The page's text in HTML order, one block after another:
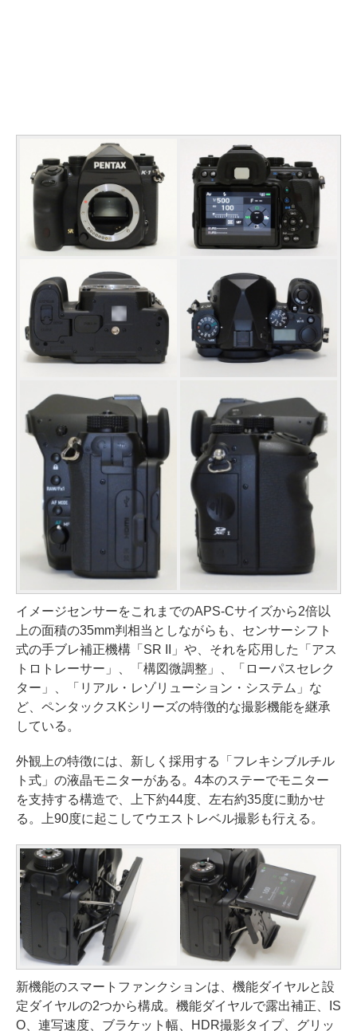
イメージセンサーをこれまでのAPS-Cサイズから2倍以
上の面積の35mm判相当としながらも、センサーシフト
式の手ブレ補正機構「SR II」や、それを応用した「アス
トロトレーサー」、「構図微調整」、「ローパスセレク
ター」、「リアル・レゾリューション・システム」な
ど、ペンタックスKシリーズの特徴的な撮影機能を継承
している。
外観上の特徴には、新しく採用する「フレキシブルチル
ト式」の液晶モニターがある。4本のステーでモニター
を支持する構造で、上下約44度、左右約35度に動かせ
る。上90度に起こしてウエストレベル撮影も行える。
新機能のスマートファンクションは、機能ダイヤルと設
定ダイヤルの2つから構成。機能ダイヤルで露出補正、IS
O、連写速度、ブラケット幅、HDR撮影タイプ、グリッ